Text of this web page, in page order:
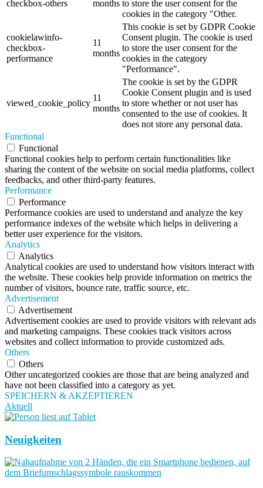
checkbox-others
months to store the user consent for the
cookies in the category "Other.
cookielawinfo-
checkbox-
performance
11
months
This cookie is set by GDPR Cookie
Consent plugin. The cookie is used
to store the user consent for the
cookies in the category
"Performance".
viewed_cookie_policy
11
months
The cookie is set by the GDPR
Cookie Consent plugin and is used
to store whether or not user has
consented to the use of cookies. It
does not store any personal data.
Functional
Functional
Functional cookies help to perform certain functionalities like
sharing the content of the website on social media platforms, collect
feedbacks, and other third-party features.
Performance
Performance
Performance cookies are used to understand and analyze the key
performance indexes of the website which helps in delivering a
better user experience for the visitors.
Analytics
Analytics
Analytical cookies are used to understand how visitors interact with
the website. These cookies help provide information on metrics the
number of visitors, bounce rate, traffic source, etc.
Advertisement
Advertisement
Advertisement cookies are used to provide visitors with relevant ads
and marketing campaigns. These cookies track visitors across
websites and collect information to provide customized ads.
Others
Others
Other uncategorized cookies are those that are being analyzed and
have not been classified into a category as yet.
SPEICHERN & AKZEPTIEREN
Aktuell
Neuigkeiten